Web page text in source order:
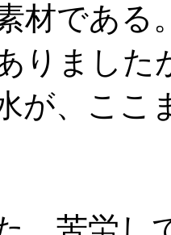
材である
りました
が、ここ